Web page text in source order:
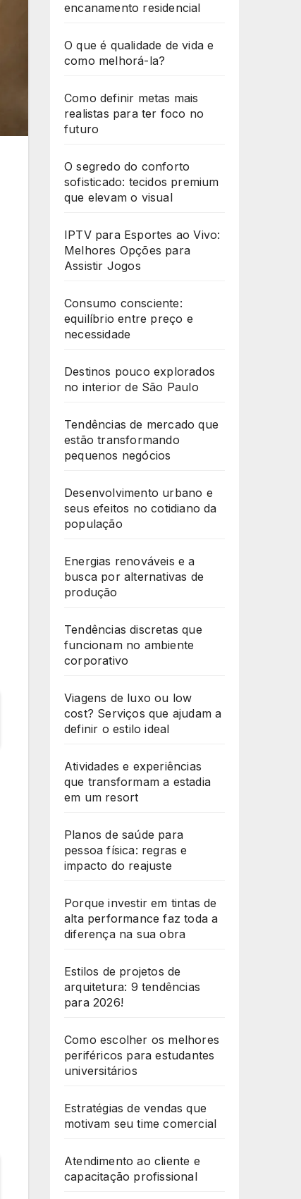
encanamento residencial
O que é qualidade de vida e
como melhorá-la?
Como definir metas mais
realistas para ter foco no
futuro
O segredo do conforto
sofisticado: tecidos premium
que elevam o visual
IPTV para Esportes ao Vivo:
Melhores Opções para
Assistir Jogos
Consumo consciente:
equilíbrio entre preço e
necessidade
Destinos pouco explorados
no interior de São Paulo
Tendências de mercado que
estão transformando
pequenos negócios
Desenvolvimento urbano e
seus efeitos no cotidiano da
população
Energias renováveis e a
busca por alternativas de
produção
Tendências discretas que
funcionam no ambiente
corporativo
Viagens de luxo ou low
cost? Serviços que ajudam a
definir o estilo ideal
Atividades e experiências
que transformam a estadia
em um resort
Planos de saúde para
pessoa física: regras e
impacto do reajuste
Porque investir em tintas de
alta performance faz toda a
diferença na sua obra
Estilos de projetos de
arquitetura: 9 tendências
para 2026!
Como escolher os melhores
periféricos para estudantes
universitários
Estratégias de vendas que
motivam seu time comercial
Atendimento ao cliente e
capacitação profissional